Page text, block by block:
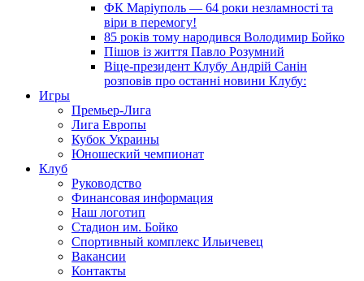
ФК Маріуполь — 64 роки незламності та
віри в перемогу!
85 років тому народився Володимир Бойко
Пішов із життя Павло Розумний
Віце-президент Клубу Андрій Санін
розповів про останні новини Клубу:
Игры
Премьер-Лига
Лига Европы
Кубок Украины
Юношеский чемпионат
Клуб
Руководство
Финансовая информация
Наш логотип
Стадион им. Бойко
Спортивный комплекс Ильичевец
Вакансии
Контакты